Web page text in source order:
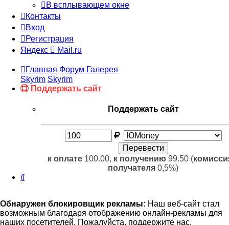
В всплывающем окне
Контакты
Вход
Регистрация
Яндекс
Mail.ru
Главная Форум Галерея
Skyrim Skyrim
Поддержать сайт
Поддержать сайт
к оплате100.00, к получению 99.50 (
получателя 0,5%)
Поиск
Обнаружен блокировщик рекламы: Наш веб-сайт стал
возможным благодаря отображению онлайн-рекламы для
наших посетителей. Пожалуйста, поддержите нас,